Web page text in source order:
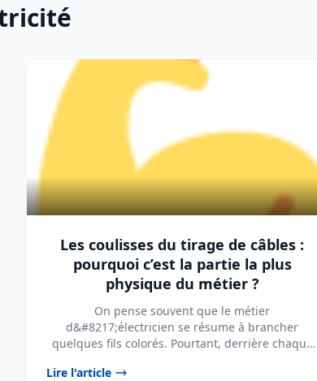
Les coulisses du tirage de câbles :
pourquoi c’est la partie la plus
physique du métier ?
On pense souvent que le métier
d&#8217;électricien se résume à brancher
quelques fils colorés. Pourtant, derrière chaque
Lire l'article